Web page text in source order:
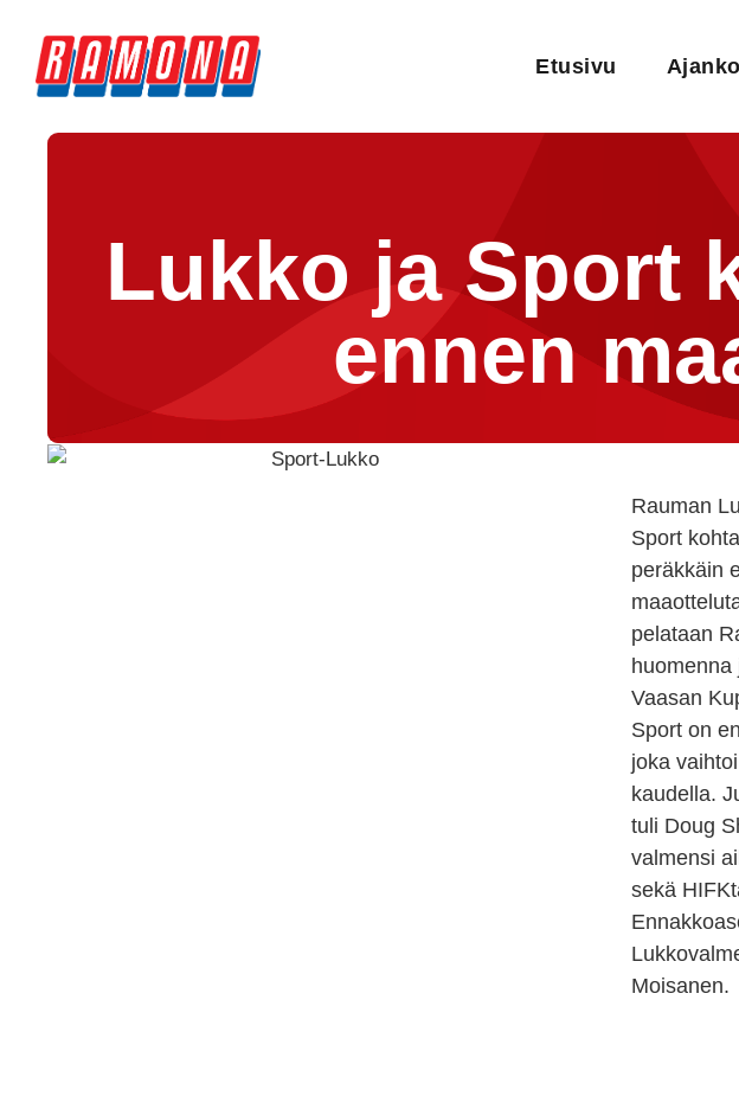
Etusivu
Lukko ja Sport
ennen
Rauman
Sport
peräkkäin
pelataan
huomenna
Vaasan
Sport on
joka
kaudella.
tuli Doug
valmensi
sekä
Moisanen.